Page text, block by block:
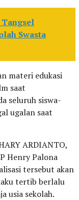
Swasta
materi edukasi
saat
seluruh siswa-
ugalan saat
ARDIANTO,
Henry Palona
tersebut akan
tertib berlalu
usia sekolah.